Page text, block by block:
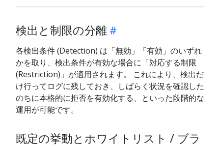
検出と制限の分離
各検出条件 (Detection) は「無効」「有効」のいずれ
かを取り、検出条件が有効な場合に「対応する制限
(Restriction)」が適用されます。 これにより、検出だ
け行ってログに残しておき、しばらく状況を確認した
のちに本格的に拒否を有効化する、といった段階的な
運用が可能です。
既定の挙動とホワイトリスト / ブラ